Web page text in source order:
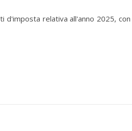
relativa all'anno 2025,